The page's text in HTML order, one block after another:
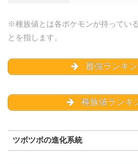
※種族値とは各ポケモンが持ってい
とを指します。
最強ランキ
種族値ランキ
ツボツボの進化系統